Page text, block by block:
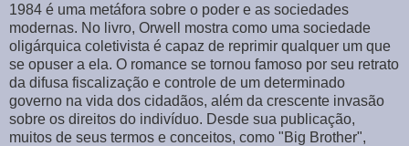
1984 é uma metáfora sobre o poder e as sociedades
modernas. No livro, Orwell mostra como uma sociedade
oligárquica coletivista é capaz de reprimir qualquer um que
se opuser a ela. O romance se tornou famoso por seu retrato
da difusa fiscalização e controle de um determinado
governo na vida dos cidadãos, além da crescente invasão
sobre os direitos do indivíduo. Desde sua publicação,
muitos de seus termos e conceitos, como "Big Brother",